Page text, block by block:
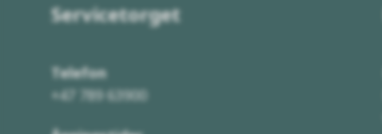
Servicetorget
Telefon
+47 789 63900